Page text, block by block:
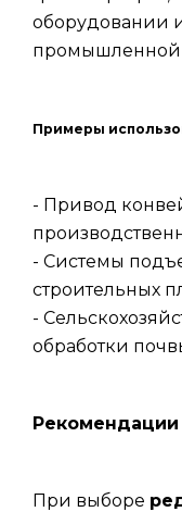
оборудовании
промышленной
Примеры
- Привод
- Системы
строительных
-
обработки
Рекомендации
При выборе